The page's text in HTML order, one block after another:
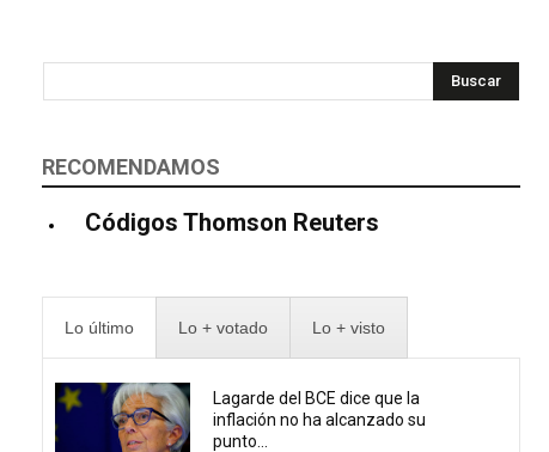
Buscar
RECOMENDAMOS
Códigos Thomson Reuters
Lo último Lo + votado Lo + visto
Lagarde del BCE dice que la
inflación no ha alcanzado su
punto...